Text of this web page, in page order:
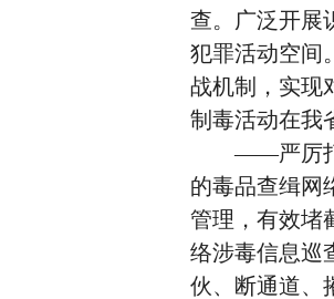
查。广泛开展
犯罪活动空间
战机制，实现
制毒活动在我
——严厉打
的毒品查缉网
管理，有效堵
络涉毒信息巡
伙、断通道、